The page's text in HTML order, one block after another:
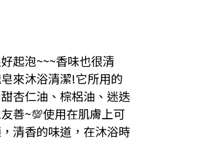
起泡~~~香味也很清
來沐浴清潔!它所用的
杏仁油、棕梠油、迷迭
善~💯使用在肌膚上可
清香的味道，在沐浴時